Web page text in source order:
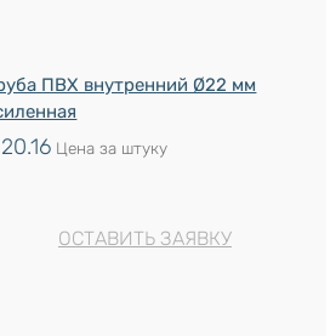
ПВХ внутренний Ø22 мм
20.16 Цена за штуку
ОСТАВИТЬ ЗАЯВКУ